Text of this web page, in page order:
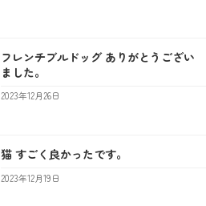
フレンチブルドッグ ありがとうござい
ました。
2023年12月26日
猫 すごく良かったです。
2023年12月19日